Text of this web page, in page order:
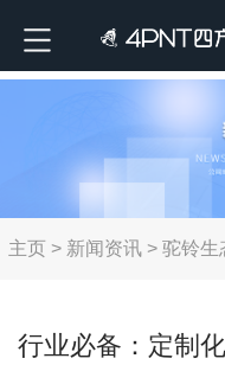
主页> 新闻资讯> 驼铃生
行业必备：定制